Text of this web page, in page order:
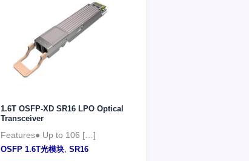
1.6T OSFP-XD SR16 LPO Optical
Transceiver
Features● Up to 106 […]
OSFP 1.6T光模块, SR16